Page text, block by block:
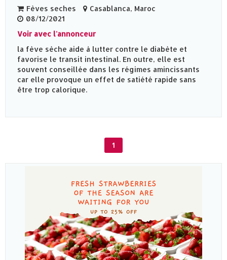
Fèves seches
Casablanca, Maroc
08/12/2021
Voir avec l'annonceur
la fève sèche aide à lutter contre le diabète et
favorise le transit intestinal. En outre, elle est
souvent conseillée dans les régimes amincissants
car elle provoque un effet de satiété rapide sans
être trop calorique.
1